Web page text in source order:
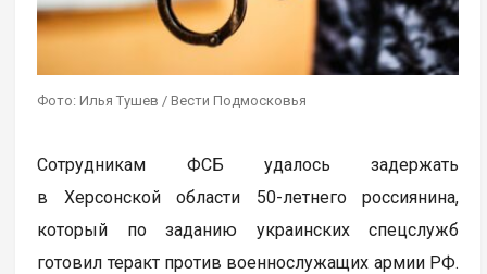
Фото: Илья Тушев / Вести Подмосковья
Сотрудникам ФСБ удалось задержать
в Херсонской области 50-летнего россиянина,
который по заданию украинских спецслужб
готовил теракт против военнослужащих армии РФ.